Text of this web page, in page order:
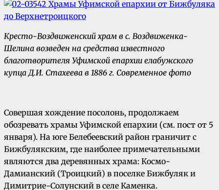
Кресто-Воздвиженский храм в с. Воздвиженка-
Шелина возведен на средства известного
благотворителя Уфимской епархии елабужского
купца Д.И. Стахеева в 1886 г. Современное фото
Совершая хождение посолонь, продолжаем
обозревать храмы Уфимской епархии (см. пост от 5
января). На юге Белебеевский район граничит с
Бижбулякским, где наиболее примечательными
являются два деревянных храма: Космо-
Дамианский (Троицкий) в поселке Бижбуляк и
Димитрие-Солунский в селе Каменка.